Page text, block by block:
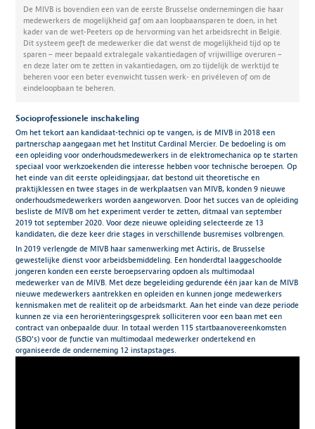
De MIVB is bovendien een van de eerste Brusselse ondernemingen die haar
medewerkers de mogelijkheid gaf om aan loopbaansparen te doen, in het
kader van de wet-Peeters op de hervorming van het arbeidsrecht in België.
Dit systeem geeft de medewerker die dat wenst de mogelijkheid tijd op te
sparen – meer bepaald extralegale vakantiedagen of vrijwillige overuren –
en deze later om te zetten in vakantiedagen, om zo tijdelijk de werktijd te
beheren voor een beter evenwicht tussen werk- en privéleven of om de
eindeloopbaan te beheren.
Socioprofessionele inschakeling
Om het tekort aan kandidaat-technici op te vangen, is de MIVB in 2018 een
partnerschap aangegaan met het Institut Cardinal Mercier. De bedoeling is om
een opleiding voor onderhoudsmedewerkers in de elektromechanica op te starten
speciaal voor werkzoekenden die interesse hebben voor technische beroepen. Op
het einde van dit eerste opleidingsjaar, dat bestond uit theoretische en
praktijklessen en twee stages in de werkplaatsen van MIVB, konden 9 nieuwe
onderhoudsmedewerkers worden aangeworven. Door het succes van de opleiding
besliste de MIVB om het experiment verder te zetten, ditmaal van september
2019 tot september 2020. Voor deze nieuwe opleiding selecteerde ze 13
kandidaten, die deze keer drie stages in verschillende busremises volbrengen.
In 2019 verlengde de MIVB haar samenwerking met Actiris, de Brusselse
gewestelijke dienst voor arbeidsbemiddeling. Een honderdtal laaggeschoolde
jongeren konden een eerste beroepservaring opdoen als multimodaal
medewerker van de MIVB. Met deze begeleiding gedurende één jaar kan de MIVB
nieuwe medewerkers aantrekken en opleiden en kunnen jonge medewerkers
kennismaken met de realiteit op de arbeidsmarkt. Aan het einde van deze periode
kunnen ze via een heroriënteringsgesprek solliciteren voor een baan met een
contract van onbepaalde duur. In totaal werden 115 startbaanovereenkomsten
(SBO's) voor de functie van multimodaal medewerker ondertekend en
organiseerde de onderneming 12 instapstages.